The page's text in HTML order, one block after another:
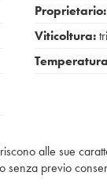
Proprietario:
Viticoltura:
alle sue
senza previo